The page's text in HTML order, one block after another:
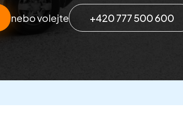
nebo volejte +420 777 500 600